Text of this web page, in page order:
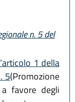
n. 5 del
1 della
5(Promozione
favore degli